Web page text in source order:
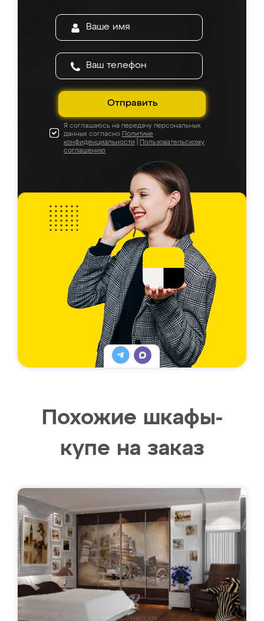
Отправить
Я соглашаюсь на передачу персональных
данных согласно Политике
конфиденциальности
Пользовательскому
соглашению
Похожие шкафы-
купе на заказ